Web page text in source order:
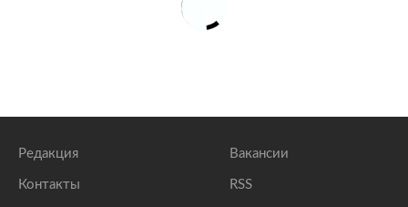
Редакция
Контакты
Вакансии
RSS